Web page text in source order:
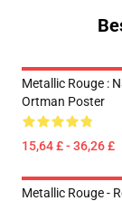
Metallic Rouge :
Ortman Poster
15,64 £ - 36,26 £
Metallic Rouge -